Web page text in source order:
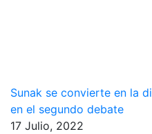
Sunak se convierte en la
en el segundo debate
17 Julio, 2022